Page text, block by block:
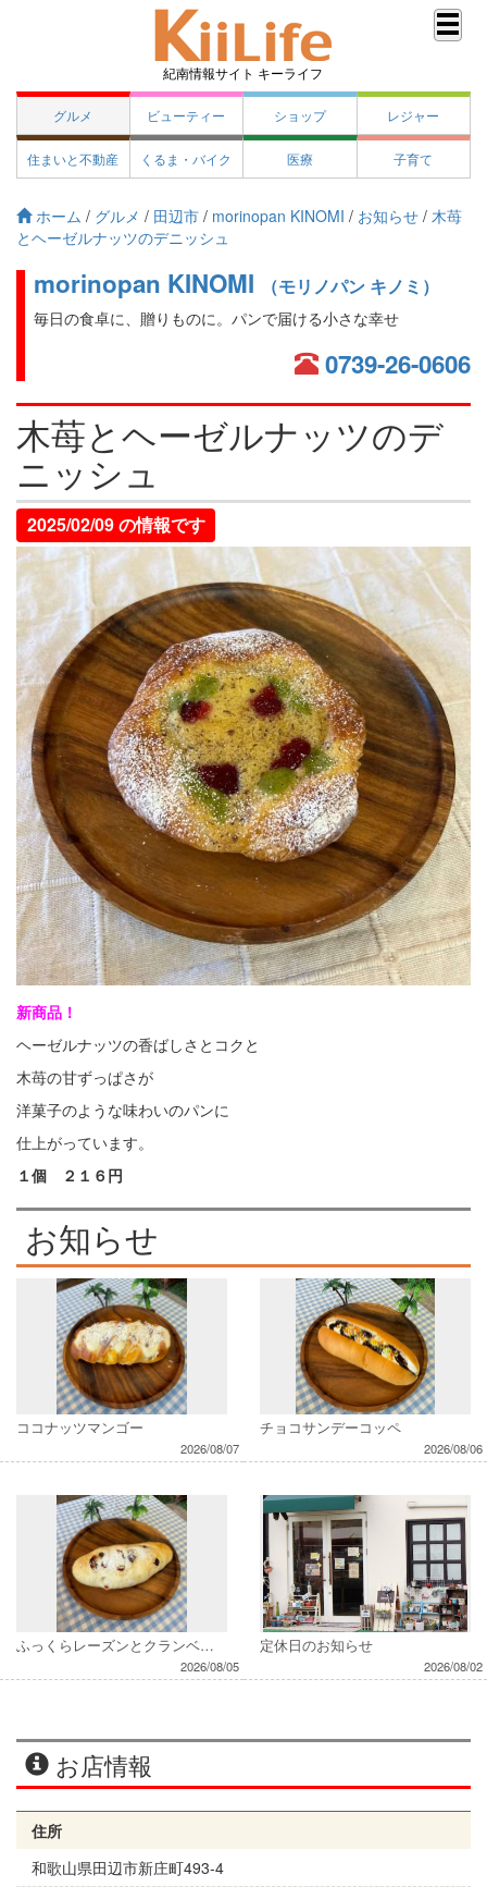
紀南情報サイト キーライフ
グルメ ビューティー ショップ レジャー
住まいと不動産 くるま・バイク 医療 子育て
ホーム / グルメ / 田辺市 / morinopan KINOMI / お知らせ / 木苺
とヘーゼルナッツのデニッシュ
morinopan KINOMI （モリノパン キノミ）
毎日の食卓に、贈りものに。パンで届ける小さな幸せ
0739-26-0606
木苺とヘーゼルナッツのデ
ニッシュ
2025/02/09 の情報です
新商品！
ヘーゼルナッツの香ばしさとコクと
木苺の甘ずっぱさが
洋菓子のような味わいのパンに
仕上がっています。
１個 ２１６円
お知らせ
ココナッツマンゴー
2026/08/07
チョコサンデーコッペ
2026/08/06
ふっくらレーズンとクランベリー
2026/08/05
定休日のお知らせ
2026/08/02
お店情報
住所
和歌山県田辺市新庄町493-4